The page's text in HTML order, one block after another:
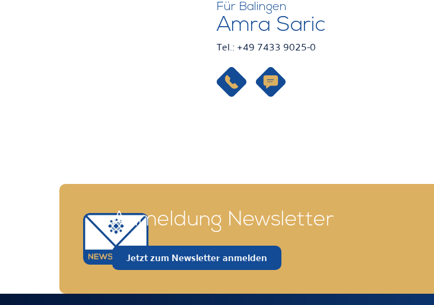
Für Balingen
Amra Saric
Tel.: +49 7433 9025-0
Anmeldung Newsletter
Jetzt zum Newsletter anmelden